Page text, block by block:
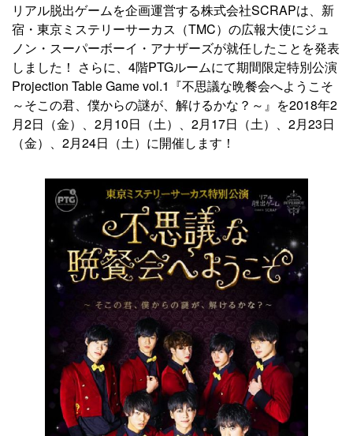
リアル脱出ゲームを企画運営する株式会社SCRAPは、新
宿・東京ミステリーサーカス（TMC）の広報大使にジュ
ノン・スーパーボーイ・アナザーズが就任したことを発表
しました！ さらに、4階PTGルームにて期間限定特別公演
Projection Table Game vol.1『不思議な晩餐会へようこそ
～そこの君、僕からの謎が、解けるかな？～』を2018年2
月2日（金）、2月10日（土）、2月17日（土）、2月23日
（金）、2月24日（土）に開催します！